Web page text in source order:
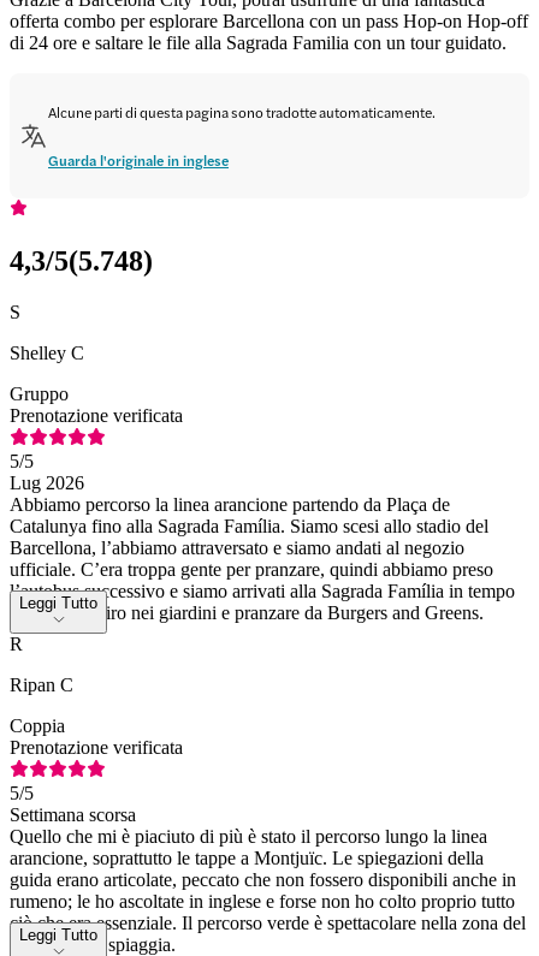
offerta combo per esplorare Barcellona con un pass Hop-on Hop-off
di 24 ore e saltare le file alla Sagrada Familia con un tour guidato.
Alcune parti di questa pagina sono tradotte automaticamente.
Guarda l'originale in inglese
4,3/5(5.748)
S
Shelley C
Gruppo
Prenotazione verificata
5/5
Lug 2026
Abbiamo percorso la linea arancione partendo da Plaça de
Catalunya fino alla Sagrada Família. Siamo scesi allo stadio del
Barcellona, l’abbiamo attraversato e siamo andati al negozio
ufficiale. C’era troppa gente per pranzare, quindi abbiamo preso
l’autobus successivo e siamo arrivati alla Sagrada Família in tempo
per fare un giro nei giardini e pranzare da Burgers and Greens.
Leggi Tutto
R
Ripan C
Coppia
Prenotazione verificata
5/5
Settimana scorsa
Quello che mi è piaciuto di più è stato il percorso lungo la linea
arancione, soprattutto le tappe a Montjuïc. Le spiegazioni della
guida erano articolate, peccato che non fossero disponibili anche in
rumeno; le ho ascoltate in inglese e forse non ho colto proprio tutto
ciò che era essenziale. Il percorso verde è spettacolare nella zona del
porto e della spiaggia.
Leggi Tutto